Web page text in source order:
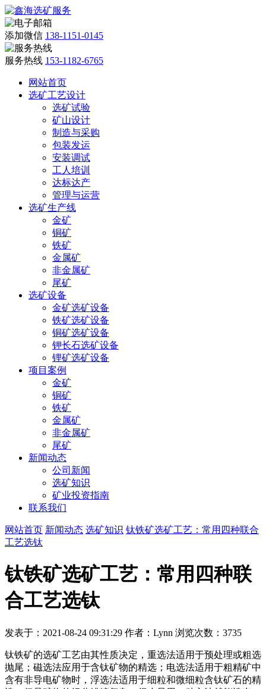
添加微信 138-1151-0145
服务热线 153-1182-6765
网站首页
选矿工艺设计
选矿试验
矿山设计
制造与采购
包装发运
安装调试
工人培训
达标达产
管理与运营
选矿生产线
金矿
铜矿
铁矿
金属矿
非金属矿
尾矿
选矿设备
金矿选矿设备
铁矿选矿设备
铜矿选矿设备
钾长石选矿设备
锂矿选矿设备
项目案例
金矿
铜矿
铁矿
金属矿
非金属矿
尾矿
新闻动态
公司新闻
选矿知识
矿业投资指南
联系我们
网站首页 新闻动态 选矿知识 钛铁矿选矿工艺：常用四种联合
工艺选钛
钛铁矿选矿工艺：常用四种联
合工艺选钛
发表于：2021-08-24 09:31:29 作者：Lynn 浏览次数：3735
钛铁矿的选矿工艺由其性质决定，重选法适用于预处理或粗选
抛尾；磁选法应用于含钛矿物的精选；电选法适用于粗精矿中
含有非导电矿物时，浮选法适用于细粒和微细粒含钛矿石的精